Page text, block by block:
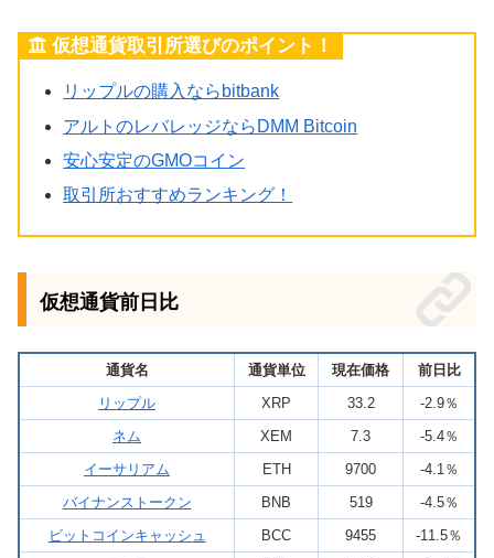
仮想通貨取引所選びのポイント！
リップルの購入ならbitbank
アルトのレバレッジならDMM Bitcoin
安心安定のGMOコイン
取引所おすすめランキング！
仮想通貨前日比
通貨名 通貨単位 現在価格
前日比
リップル
XRP 33.2
-2.9％
ネム
XEM 7.3
-5.4％
イーサリアム
ETH 9700
-4.1％
バイナンストークン
BNB 519
-4.5％
ビットコインキャッシュ
BCC 9455
-11.5％